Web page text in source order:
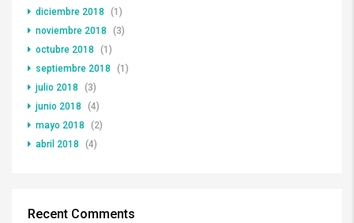
diciembre 2018
(1)
noviembre 2018
(3)
octubre 2018
(1)
septiembre 2018
(1)
julio 2018
(3)
junio 2018
(4)
mayo 2018
(2)
abril 2018
(4)
Recent Comments